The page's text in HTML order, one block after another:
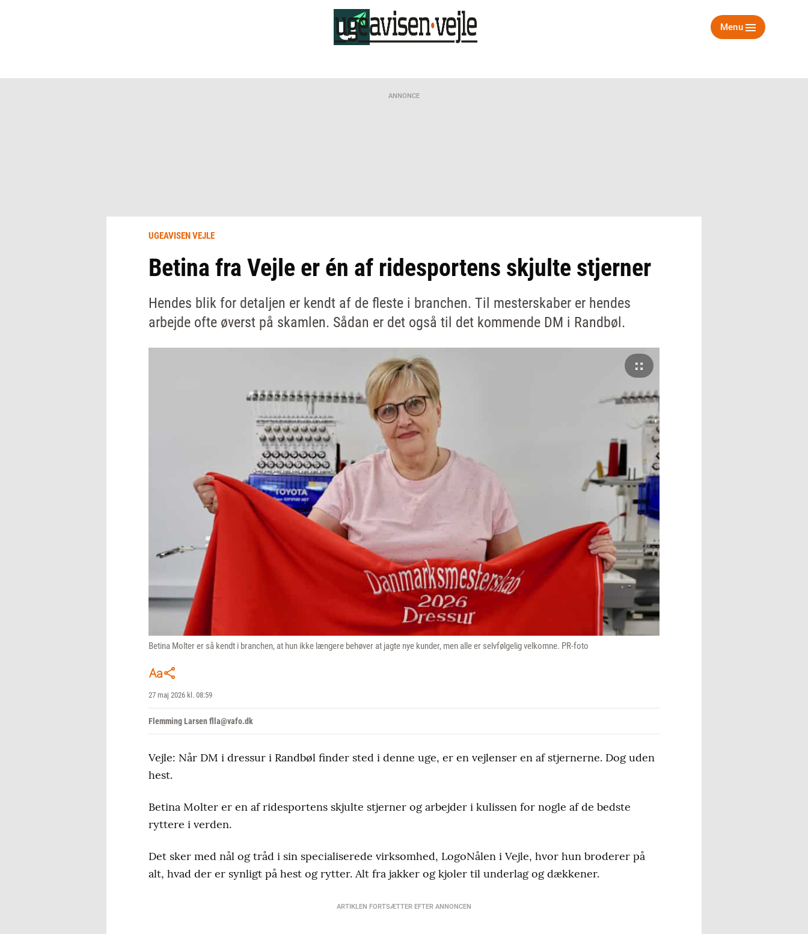
Menu
ANNONCE
UGEAVISEN VEJLE
Betina fra Vejle er én af ridesportens skjulte stjerner
Hendes blik for detaljen er kendt af de fleste i branchen. Til mesterskaber er hendes
arbejde ofte øverst på skamlen. Sådan er det også til det kommende DM i Randbøl.
Betina Molter er så kendt i branchen, at hun ikke længere behøver at jagte nye kunder, men alle er selvfølgelig velkomne. PR-foto
27 maj 2026 kl. 08:59
Flemming Larsen flla@vafo.dk
Vejle: Når DM i dressur i Randbøl finder sted i denne uge, er en vejlenser en af stjernerne. Dog uden
hest.
Betina Molter er en af ridesportens skjulte stjerner og arbejder i kulissen for nogle af de bedste
ryttere i verden.
Det sker med nål og tråd i sin specialiserede virksomhed, LogoNålen i Vejle, hvor hun broderer på
alt, hvad der er synligt på hest og rytter. Alt fra jakker og kjoler til underlag og dækkener.
ARTIKLEN FORTSÆTTER EFTER ANNONCEN